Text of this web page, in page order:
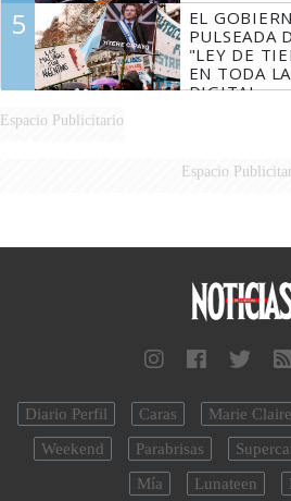
5
EL
PULSEADA
"LEY DE
EN TODA
DIGITAL
Espacio Publicitario
Espacio
Diario Perfil Caras Marie Claire
Weekend
Parabrisas
Mía
Lunateen